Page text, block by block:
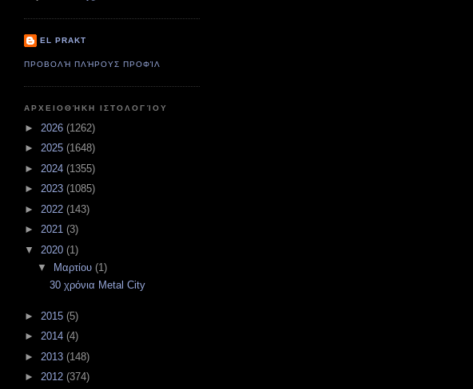
EL PRAKT
ΠΡΟΒΟΛΉ ΠΛΉΡΟΥΣ ΠΡΟΦΊΛ
ΑΡΧΕΙΟΘΉΚΗ ΙΣΤΟΛΟΓΊΟΥ
► 2026 (1262)
► 2025 (1648)
► 2024 (1355)
► 2023 (1085)
► 2022 (143)
► 2021 (3)
▼ 2020 (1)
▼
Μαρτίου (1)
30 χρόνια Metal City
► 2015 (5)
► 2014 (4)
► 2013 (148)
► 2012 (374)